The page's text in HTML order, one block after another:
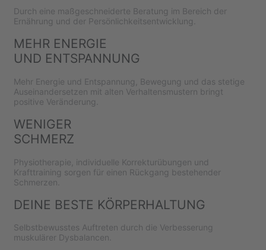
Durch eine maßgeschneiderte Beratung im Bereich der
Ernährung und der Persönlichkeitsentwicklung.
MEHR ENERGIE
UND ENTSPANNUNG
Mehr Energie und Entspannung, Bewegung und das stetige
Auseinandersetzen mit alten Verhaltensmustern bringt
positive Veränderung.
WENIGER
SCHMERZ
Physiotherapie, individuelle Korrekturübungen und
Krafttraining sorgen für einen Rückgang bestehender
Schmerzen.
DEINE BESTE KÖRPERHALTUNG
Selbstbewusstes Auftreten durch die Verbesserung
muskulärer Dysbalancen.